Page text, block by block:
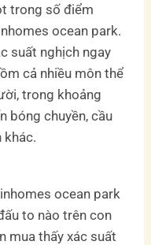
trong số điểm
ocean park.
suất nghịch ngay
cả nhiều môn thể
trong khoảng
bóng chuyền, cầu
khác.
ocean park
to nào trên con
mua thấy xác suất